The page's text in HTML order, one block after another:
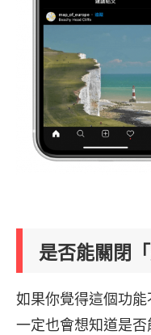
是否能關閉
如果你覺得這個功
一定也會想知道是